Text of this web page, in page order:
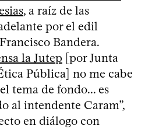
, a raíz de las
por el edil
Bandera.
la Jutep [por Junta
Pública] no me cabe
tema de fondo... es
al intendente Caram”,
en diálogo con